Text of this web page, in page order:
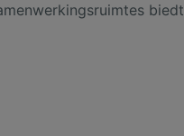
biedt